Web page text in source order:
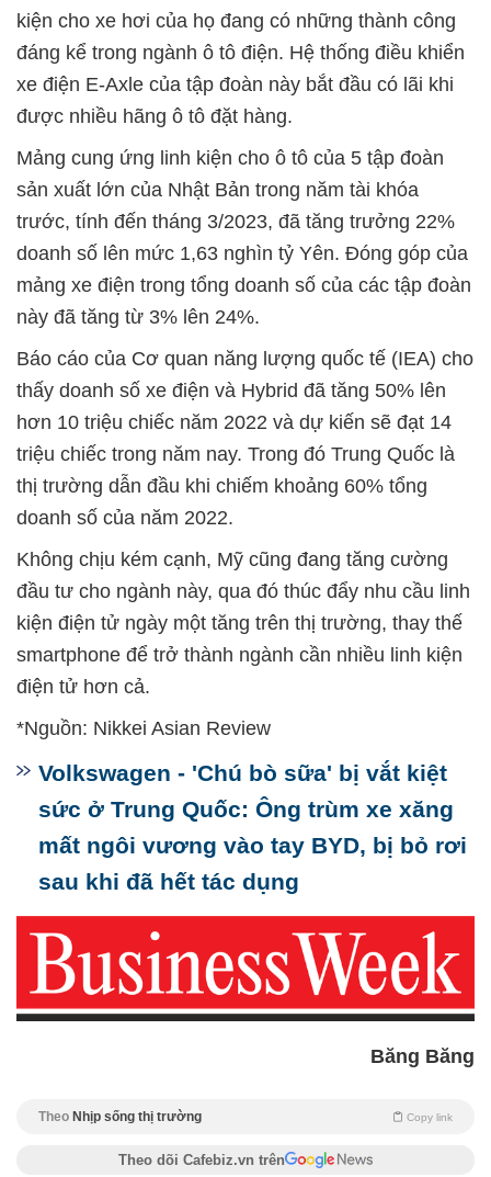
kiện cho xe hơi của họ đang có những thành công
đáng kể trong ngành ô tô điện. Hệ thống điều khiển
xe điện E-Axle của tập đoàn này bắt đầu có lãi khi
được nhiều hãng ô tô đặt hàng.
Mảng cung ứng linh kiện cho ô tô của 5 tập đoàn
sản xuất lớn của Nhật Bản trong năm tài khóa
trước, tính đến tháng 3/2023, đã tăng trưởng 22%
doanh số lên mức 1,63 nghìn tỷ Yên. Đóng góp của
mảng xe điện trong tổng doanh số của các tập đoàn
này đã tăng từ 3% lên 24%.
Báo cáo của Cơ quan năng lượng quốc tế (IEA) cho
thấy doanh số xe điện và Hybrid đã tăng 50% lên
hơn 10 triệu chiếc năm 2022 và dự kiến sẽ đạt 14
triệu chiếc trong năm nay. Trong đó Trung Quốc là
thị trường dẫn đầu khi chiếm khoảng 60% tổng
doanh số của năm 2022.
Không chịu kém cạnh, Mỹ cũng đang tăng cường
đầu tư cho ngành này, qua đó thúc đẩy nhu cầu linh
kiện điện tử ngày một tăng trên thị trường, thay thế
smartphone để trở thành ngành cần nhiều linh kiện
điện tử hơn cả.
*Nguồn: Nikkei Asian Review
Volkswagen - 'Chú bò sữa' bị vắt kiệt
sức ở Trung Quốc: Ông trùm xe xăng
mất ngôi vương vào tay BYD, bị bỏ rơi
sau khi đã hết tác dụng
Băng Băng
Theo Nhịp sống thị trường Copy link
Theo dõi Cafebiz.vn trên